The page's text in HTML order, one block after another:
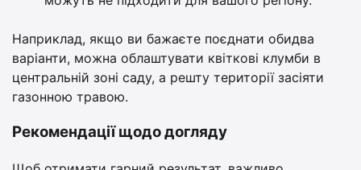
Наприклад, якщо ви бажаєте поєднати обидва
варіанти, можна облаштувати квіткові клумби в
центральній зоні саду, а решту території засіяти
газонною травою.
Рекомендації щодо догляду